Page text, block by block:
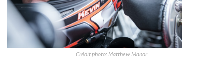
Crédit photo: Matthew Manor